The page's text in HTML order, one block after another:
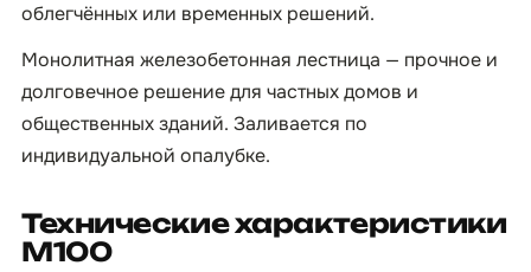
облегчённых или временных решений.
Монолитная железобетонная лестница — прочное и
долговечное решение для частных домов и
общественных зданий. Заливается по
индивидуальной опалубке.
Технические характеристики
М100